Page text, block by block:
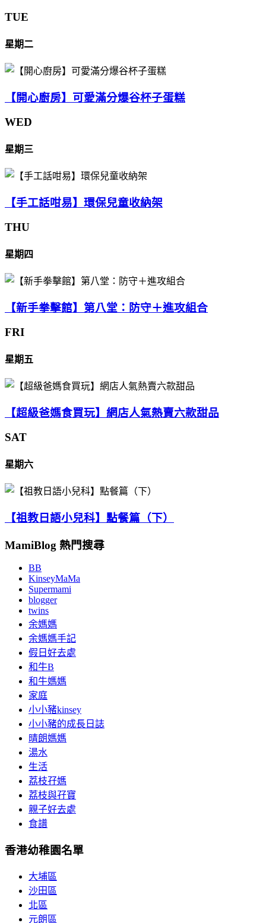
TUE
星期二
【開心廚房】可愛滿分爆谷杯子蛋糕
WED
星期三
【手工話咁易】環保兒童收納架
THU
星期四
【新手拳擊館】第八堂：防守＋進攻組合
FRI
星期五
【超級爸媽食買玩】網店人氣熱賣六款甜品
SAT
星期六
【祖教日語小兒科】點餐篇（下）
MamiBlog 熱門搜尋
BB
KinseyMaMa
Supermami
blogger
twins
余媽媽
余媽媽手記
假日好去處
和牛B
和牛媽媽
家庭
小小豬kinsey
小小豬的成長日誌
晴朗媽媽
湯水
生活
荔枝孖媽
荔枝與孖寶
親子好去處
食譜
香港幼稚園名單
大埔區
沙田區
北區
元朗區